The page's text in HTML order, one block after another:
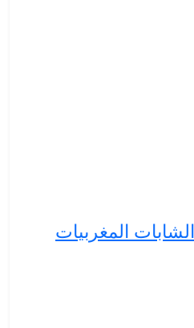
من الشابات المغربيات